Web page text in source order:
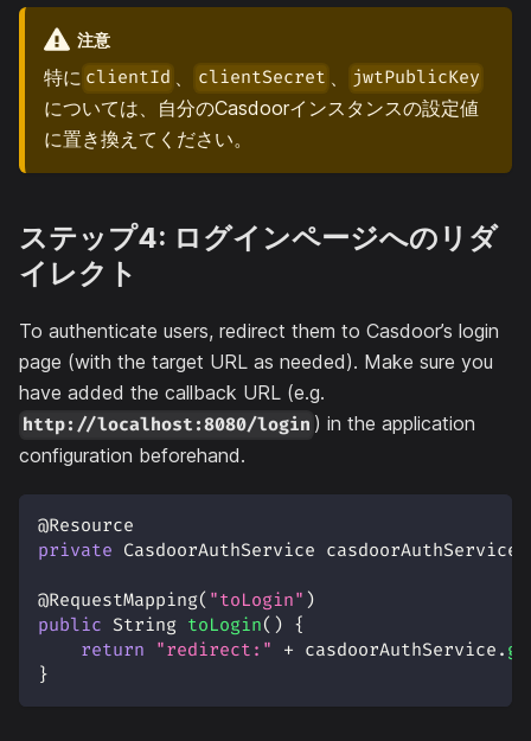
注意
特に clientId clientSecret jwtPublicKey
については、自分のCasdoorインスタンスの設定値
に置き換えてください。
ステップ4: ログインページへのリダ
イレクト
To authenticate users, redirect them to Casdoor’s login
page (with the target URL as needed). Make sure you
have added the callback URL (e.g.
http://localhost:8080/login ) in the application
configuration beforehand.
@Resource
private CasdoorAuthService casdoorAuthService
@RequestMapping( "toLogin" )
public String toLogin( ) {
return
"redirect:" + casdoorAuthService .
}